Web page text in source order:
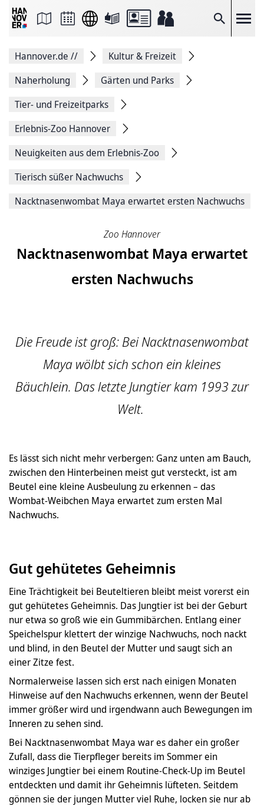
Suche
Seite
Facebook
teilen
Seitenlink
Seite
Hannover.de //
Kultur & Freizeit
Naherholung
Gärten und Parks
Tier- und Freizeitparks
Erlebnis-Zoo Hannover
Neuigkeiten aus dem Erlebnis-Zoo
Tierisch süßer Nachwuchs
Nacktnasenwombat Maya erwartet ersten Nachwuchs
Zoo Hannover
Nacktnasenwombat Maya erwartet
ersten Nachwuchs
Die Freude ist groß: Bei Nacktnasenwombat
Maya wölbt sich schon ein kleines
Bäuchlein. Das letzte Jungtier kam 1993 zur
Welt.
Es lässt sich nicht mehr verbergen: Ganz unten am Bauch,
zwischen den Hinterbeinen meist gut versteckt, ist am
Beutel eine kleine Ausbeulung zu erkennen – das
Wombat-Weibchen Maya erwartet zum ersten Mal
Nachwuchs.
Gut gehütetes Geheimnis
Eine Trächtigkeit bei Beuteltieren bleibt meist vorerst ein
gut gehütetes Geheimnis. Das Jungtier ist bei der Geburt
nur etwa so groß wie ein Gummibärchen. Entlang einer
Speichelspur klettert der winzige Nachwuchs, noch nackt
und blind, in den Beutel der Mutter und saugt sich an
einer Zitze fest.
Normalerweise lassen sich erst nach einigen Monaten
Hinweise auf den Nachwuchs erkennen, wenn der Beutel
immer größer wird und irgendwann auch Bewegungen im
Inneren zu sehen sind.
Bei Nacktnasenwombat Maya war es daher ein großer
Zufall, dass die Tierpfleger bereits im Sommer ein
winziges Jungtier bei einem Routine-Check-Up im Beutel
entdeckten und damit ihr Geheimnis lüfteten. Seitdem
gönnen sie der jungen Mutter viel Ruhe, locken sie nur ab